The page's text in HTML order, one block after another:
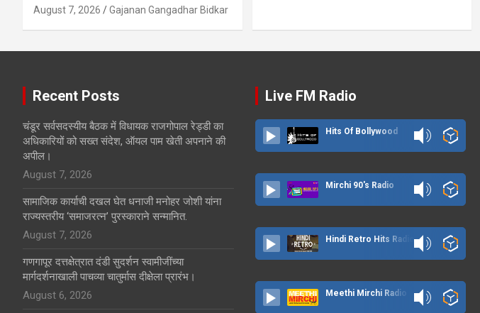
August 7, 2026 Gajanan Gangadhar Bidkar
Recent Posts
चंडूर सर्वसदस्यीय बैठक में विधायक राजगोपाल रेड्डी का
अधिकारियों को सख्त संदेश, ऑयल पाम खेती अपनाने की
अपील।
August 7, 2026
सामाजिक कार्याची दखल घेत धनाजी मनोहर जोशी यांना
राज्यस्तरीय ‘समाजरत्न’ पुरस्काराने सन्मानित.
August 7, 2026
गणगापूर दत्तक्षेत्रात दंडी सुदर्शन स्वामीजींच्या
मार्गदर्शनाखाली पाचव्या चातुर्मास दीक्षेला प्रारंभ।
August 6, 2026
Live FM Radio
Hits Of Bollywood
Mirchi 90's Radio
Hindi Retro Hits Radio
Meethi Mirchi Radio